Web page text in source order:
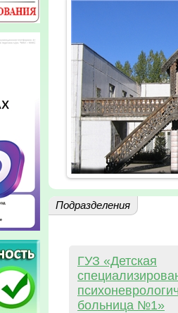
Подразделения
ГУЗ «Детская
больница №1»